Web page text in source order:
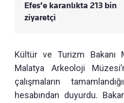
Efes’e karanlıkta 213 bin
ziyaretçi
Kültür ve Turizm Bakanı
Malatya Arkeoloji
çalışmaların
hesabından duyurdu.